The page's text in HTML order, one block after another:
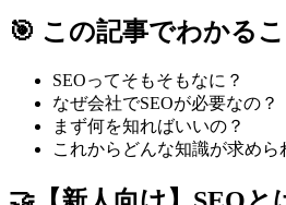
🎯 この記事でわかるこ
SEOってそもそもなに？
なぜ会社でSEOが必要なの？
まず何を知ればいいの？
これからどんな知識が求めら